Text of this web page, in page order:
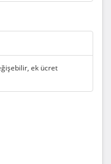
ek ücret